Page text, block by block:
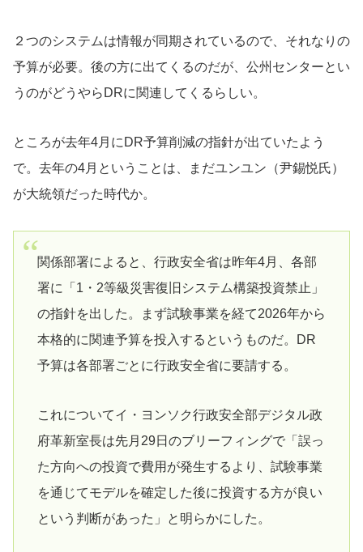
２つのシステムは情報が同期されているので、それなりの
予算が必要。後の方に出てくるのだが、公州センターとい
うのがどうやらDRに関連してくるらしい。
ところが去年4月にDR予算削減の指針が出ていたよう
で。去年の4月ということは、まだユンユン（尹錫悦氏）
が大統領だった時代か。
関係部署によると、行政安全省は昨年4月、各部
署に「1・2等級災害復旧システム構築投資禁止」
の指針を出した。まず試験事業を経て2026年から
本格的に関連予算を投入するというものだ。DR
予算は各部署ごとに行政安全省に要請する。
これについてイ・ヨンソク行政安全部デジタル政
府革新室長は先月29日のブリーフィングで「誤っ
た方向への投資で費用が発生するより、試験事業
を通じてモデルを確定した後に投資する方が良い
という判断があった」と明らかにした。